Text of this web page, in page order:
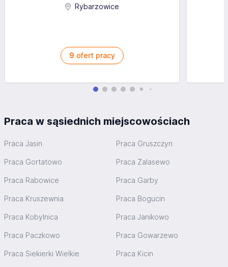
Rybarzowice
9 ofert pracy
Praca w sąsiednich miejscowościach
Praca Jasin Praca Gruszczyn
Praca Gortatowo Praca Zalasewo
Praca Rabowice Praca Garby
Praca Kruszewnia Praca Bogucin
Praca Kobylnica Praca Janikowo
Praca Paczkowo Praca Gowarzewo
Praca Siekierki Wielkie Praca Kicin